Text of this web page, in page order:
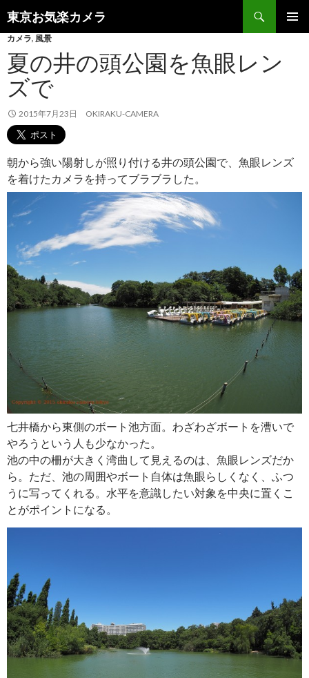
東京お気楽カメラ
検
索
ン
テ
ン
ツ
へ
ス
キ
ッ
プ
カメラ, 風景
夏の井の頭公園を魚眼レン
ズで
2015年7月23日 OKIRAKU-CAMERA
朝から強い陽射しが照り付ける井の頭公園で、魚眼レンズ
を着けたカメラを持ってブラブラした。
七井橋から東側のボート池方面。わざわざボートを漕いで
やろうという人も少なかった。
池の中の柵が大きく湾曲して見えるのは、魚眼レンズだか
ら。ただ、池の周囲やボート自体は魚眼らしくなく、ふつ
うに写ってくれる。水平を意識したい対象を中央に置くこ
とがポイントになる。